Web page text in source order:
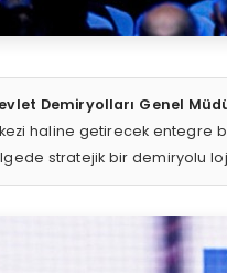
Demiryolları Genel
haline getirecek entegre
stratejik bir demiryolu